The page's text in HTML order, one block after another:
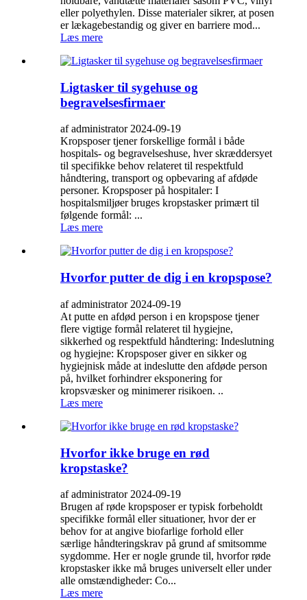
eller polyethylen. Disse materialer sikrer, at posen
er lækagebestandig og giver en barriere mod...
Læs mere
Ligtasker til sygehuse og
begravelsesfirmaer
af administrator 2024-09-19
Kropsposer tjener forskellige formål i både
hospitals- og begravelseshuse, hver skræddersyet
til specifikke behov relateret til respektfuld
håndtering, transport og opbevaring af afdøde
personer. Kropsposer på hospitaler: I
hospitalsmiljøer bruges kropstasker primært til
følgende formål: ...
Læs mere
Hvorfor putter de dig i en kropspose?
af administrator 2024-09-19
At putte en afdød person i en kropspose tjener
flere vigtige formål relateret til hygiejne,
sikkerhed og respektfuld håndtering: Indeslutning
og hygiejne: Kropsposer giver en sikker og
hygiejnisk måde at indeslutte den afdøde person
på, hvilket forhindrer eksponering for
kropsvæsker og minimerer risikoen. ..
Læs mere
Hvorfor ikke bruge en rød
kropstaske?
af administrator 2024-09-19
Brugen af ​​røde kropsposer er typisk forbeholdt
specifikke formål eller situationer, hvor der er
behov for at angive biofarlige forhold eller
særlige håndteringskrav på grund af smitsomme
sygdomme. Her er nogle grunde til, hvorfor røde
kropstasker ikke må bruges universelt eller under
alle omstændigheder: Co...
Læs mere